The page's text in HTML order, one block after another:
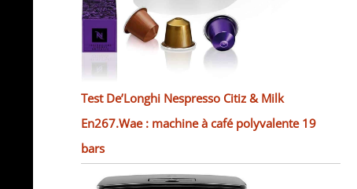
Test De’Longhi Nespresso Citiz & Milk
En267.Wae : machine à café polyvalente 19
bars